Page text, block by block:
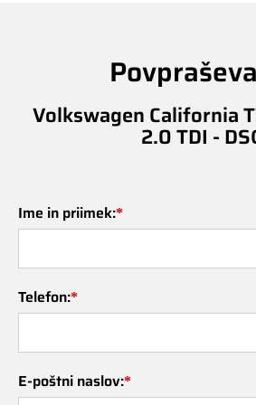
Volkswagen California
2.0 TDI -
Ime in priimek:*
Telefon:*
E-poštni naslov:*